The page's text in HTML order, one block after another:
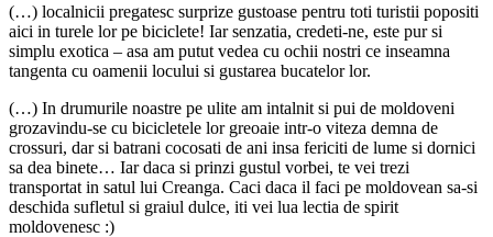
(…) localnicii pregatesc surprize gustoase pentru toti turistii popositi
aici in turele lor pe biciclete! Iar senzatia, credeti-ne, este pur si
simplu exotica – asa am putut vedea cu ochii nostri ce inseamna
tangenta cu oamenii locului si gustarea bucatelor lor.
(…) In drumurile noastre pe ulite am intalnit si pui de moldoveni
grozavindu-se cu bicicletele lor greoaie intr-o viteza demna de
crossuri, dar si batrani cocosati de ani insa fericiti de lume si dornici
sa dea binete… Iar daca si prinzi gustul vorbei, te vei trezi
transportat in satul lui Creanga. Caci daca il faci pe moldovean sa-si
deschida sufletul si graiul dulce, iti vei lua lectia de spirit
moldovenesc :)